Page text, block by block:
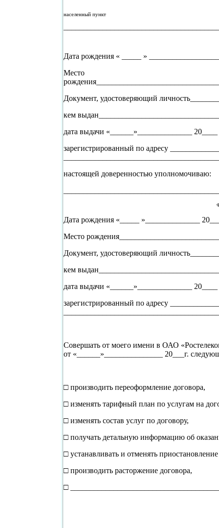
населенный пункт « ____
Дата рождения « _____ »
Место
Документ, удостоверяющий
кем
дата выдачи «______»______________ 20____
зарегистрированный по адресу
настоящей доверенностью уполномочиваю:
Дата рождения «_____ »______________
Место
Документ, удостоверяющий
кем
дата выдачи «______»______________ 20____
зарегистрированный по адресу
Совершать от моего имени в ОАО
от «______»_______________ 20___г.
□ производить переоформление договора,
□ изменять тарифный план по услугам на
□ изменять состав услуг по договору,
□ получать детальную информацию об
□ устанавливать и отменять
□ производить расторжение договора,
□